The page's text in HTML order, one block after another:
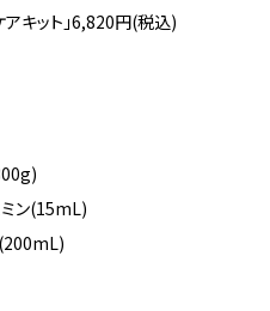
アキット」6,820円(税込)
ミン(15mL)
(200mL)